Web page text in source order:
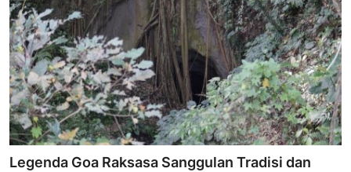
Legenda Goa Raksasa Sanggulan Tradisi dan